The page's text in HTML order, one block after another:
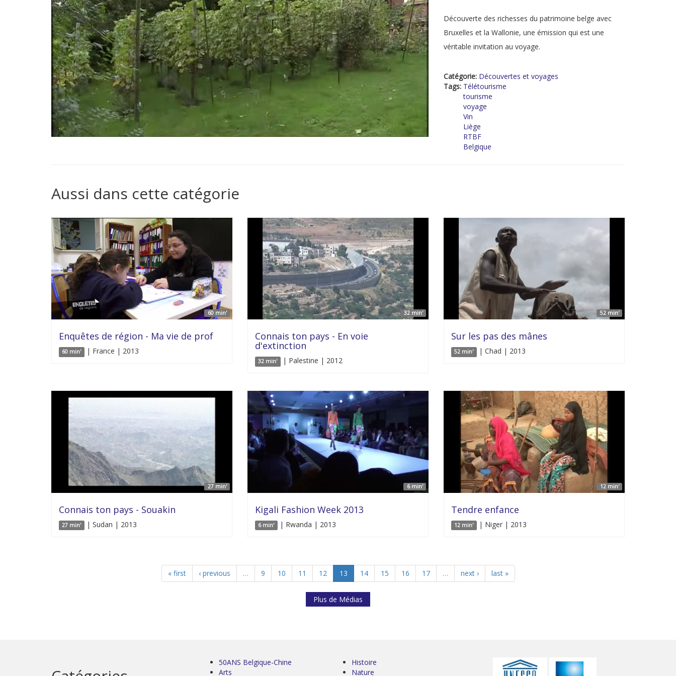
Découverte des richesses du patrimoine belge avec
Bruxelles et la Wallonie, une émission qui est une
véritable invitation au voyage.
Catégorie: Découvertes et voyages
Tags: Télétourisme
tourisme
voyage
Vin
Liège
RTBF
Belgique
Aussi dans cette catégorie
60 min'
Enquêtes de région - Ma vie de prof
60 min' | France | 2013
32 min'
Connais ton pays - En voie
d'extinction
32 min' | Palestine | 2012
52 min'
Sur les pas des mânes
52 min' | Chad | 2013
27 min'
Connais ton pays - Souakin
27 min' | Sudan | 2013
6 min'
Kigali Fashion Week 2013
6 min' | Rwanda | 2013
12 min'
Tendre enfance
12 min' | Niger | 2013
« first ‹ previous … 9 10 11 12 13 14 15 16 17 … next › last »
Plus de Médias
50ANS Belgique-Chine
Arts
Histoire
Nature